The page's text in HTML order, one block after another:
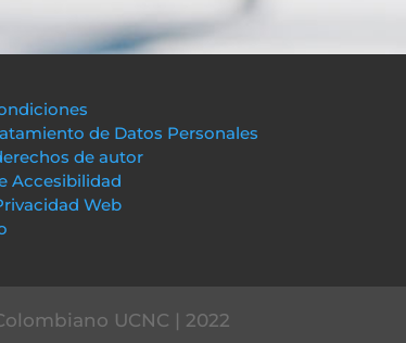
de Datos Personales
de autor
Accesibilidad
Web
UCNC | 2022